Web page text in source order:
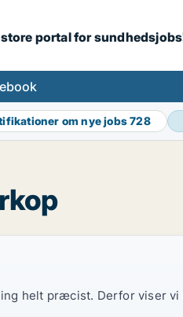
store portal for
om nye jobs728
helt præcist. Derfor viser